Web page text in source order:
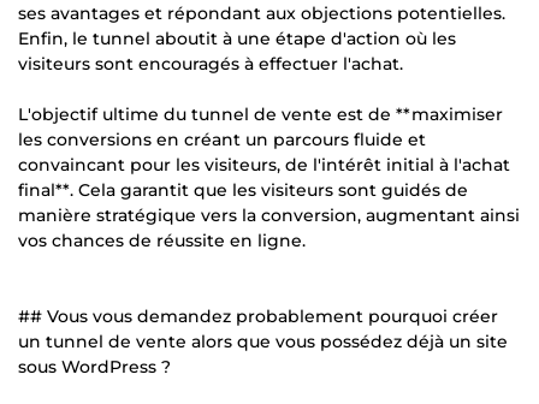
ses avantages et répondant aux objections potentielles.
Enfin, le tunnel aboutit à une étape d'action où les
visiteurs sont encouragés à effectuer l'achat.
L'objectif ultime du tunnel de vente est de **maximiser
les conversions en créant un parcours fluide et
convaincant pour les visiteurs, de l'intérêt initial à l'achat
final**. Cela garantit que les visiteurs sont guidés de
manière stratégique vers la conversion, augmentant ainsi
vos chances de réussite en ligne.
## Vous vous demandez probablement pourquoi créer
un tunnel de vente alors que vous possédez déjà un site
sous WordPress ?